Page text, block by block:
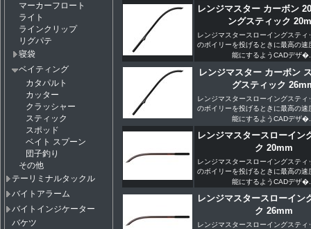
マーカーフロート
ライト
ラインクリップ
リグパテ
寝袋
ベイティング
カタパルト
カッター
クラッシャー
スティック
スポッド
ベイト スプーン
団子釣り
その他
テーリミナルタックル
バイトアラーム
バイトインジケーター
バケツ
レンジマスター カーボン
ングスティック
レンジマスタースローイングスティ
のボイリーを投げるときに最高の速
能にするようCADデザ
レンジマスター カーボン
グスティック
レンジマスタースローイングスティ
のボイリーを投げるときに最高の速
能にするようCADデザ
レンジマスタースローイン
ク 20mm
レンジマスタースローイングスティ
のボイリーを投げるときに最高の速
能にするようCADデザ
レンジマスタースローイン
ク 26mm
レンジマスタースローイングスティ